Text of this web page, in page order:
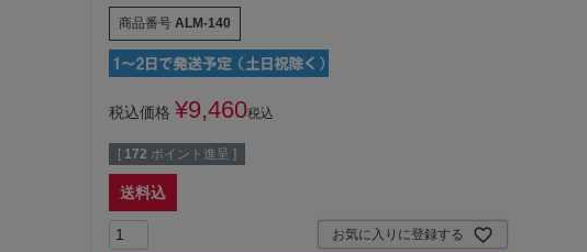
商品番号 ALM-140
税込価格 ¥9,460税込
[ 172 ポイント進呈 ]
送料込
お気に入りに登録する